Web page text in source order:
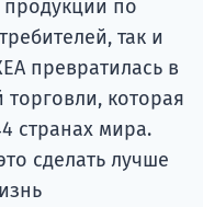
продукции по
так и
превратилась в
которая
странах мира.
сделать лучше